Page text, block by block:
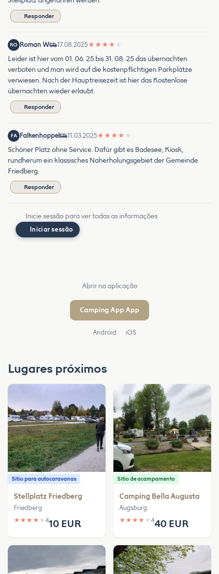
Responder
RO Roman W 17.08.2025★ ★ ★ ★ ★
Leider ist hier vom 01. 06. 25 bis 31. 08. 25 das übernachten
verboten und man wird auf die kostenpflichtigen Parkplätze
verwiesen. Nach der Hauptreisezeit ist hier das Kostenlose
übernachten wieder erlaubt.
Responder
FA Falkenhoppel 11.03.2025★ ★ ★ ★ ★
Schöner Platz ohne Service. Dafür gibt es Badesee, Kiosk,
rundherum ein klassisches Naherholungsgebiet der Gemeinde
Friedberg.
Responder
Inicie sessão para ver todas as informações
Iniciar sessão
Abrir na aplicação
Camping App App
Android iOS
Lugares próximos
Sítio para autocaravanas
Stellplatz Friedberg
Friedberg
★ ★ ★ ★ ★ 410 EUR
Sítio de acampamento
Camping Bella Augusta
Augsburg
★ ★ ★ ★ ★ 440 EUR